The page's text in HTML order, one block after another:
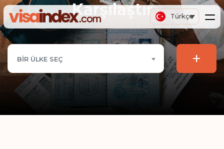
Türkçe
Karşılaştır
BIR ÜLKE SEÇ +